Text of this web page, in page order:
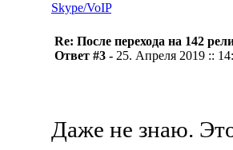
Skype/VoIP
Re: После перехода на 142
Ответ #3 - 25. Апреля 2019 ::
Даже не знаю.